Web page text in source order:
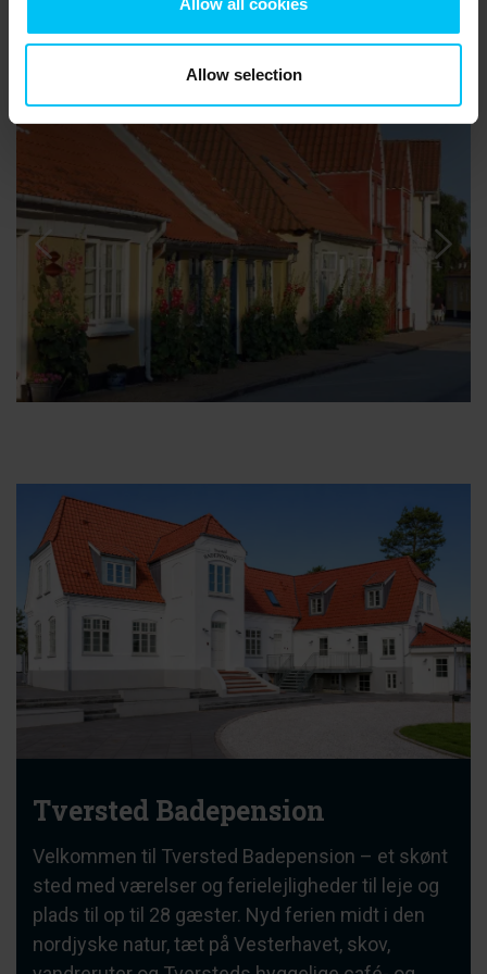
Allow selection
Tversted Badepension
Velkommen til Tversted Badepension – et skønt
sted med værelser og ferielejligheder til leje og
plads til op til 28 gæster. Nyd ferien midt i den
nordjyske natur, tæt på Vesterhavet, skov,